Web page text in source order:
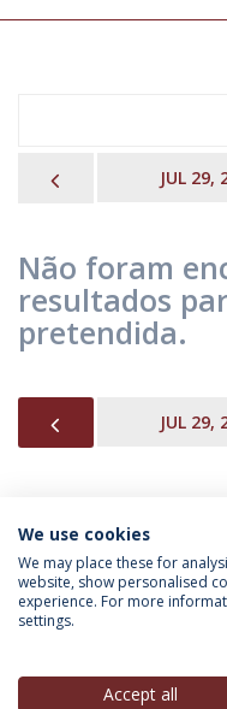
PREVIOUSJUL 29,
Não foram
resultados
pretendida.
PREVIOUSJUL 29,
INFORMAÇÃO
We use cookies
We may place these for
website, show personalised
experience. For more
settings.
Accept all